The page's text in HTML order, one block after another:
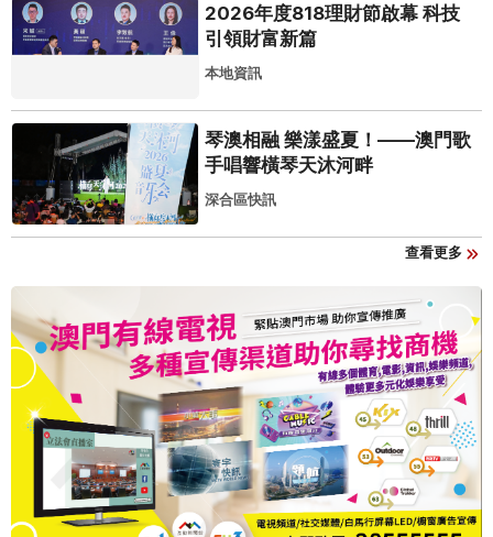
2026年度818理財節啟幕 科技
引領財富新篇
本地資訊
琴澳相融 樂漾盛夏！——澳門歌
手唱響橫琴天沐河畔
深合區快訊
查看更多